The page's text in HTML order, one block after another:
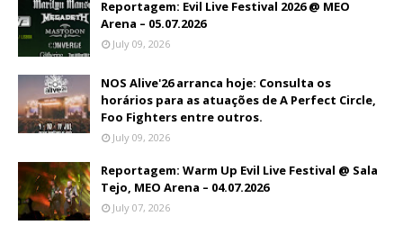
Reportagem: Evil Live Festival 2026 @ MEO
Arena – 05.07.2026
July 09, 2026
NOS Alive'26 arranca hoje: Consulta os
horários para as atuações de A Perfect Circle,
Foo Fighters entre outros.
July 09, 2026
Reportagem: Warm Up Evil Live Festival @ Sala
Tejo, MEO Arena – 04.07.2026
July 07, 2026